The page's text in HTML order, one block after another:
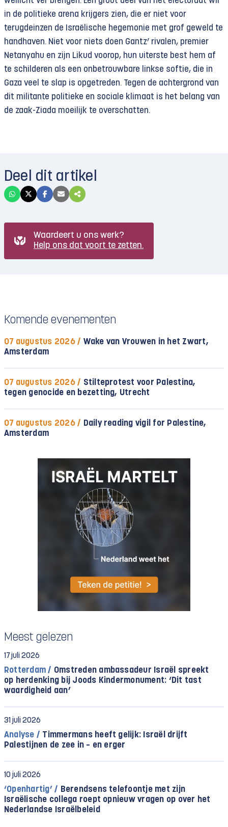
in de politieke arena krijgers zien, die er niet voor
terugdeinzen de Israëlische hegemonie met grof geweld te
handhaven. Niet voor niets doen Gantz’ rivalen, premier
Netanyahu en zijn Likud voorop, hun uiterste best hem af
te schilderen als een onbetrouwbare linkse softie, die in
Gaza veel te slap is opgetreden. Tegen de achtergrond van
dit militante politieke en sociale klimaat is het belang van
de zaak-Ziada moeilijk te overschatten.
Deel dit artikel
Waardeert u ons werk?
Help ons dat voort te zetten.
Komende evenementen
07 augustus 2026 / Wake van Vrouwen in het Zwart,
Amsterdam
07 augustus 2026 / Stilteprotest voor Palestina,
tegen genocide en bezetting, Utrecht
07 augustus 2026 / Daily reading vigil for Palestine,
Amsterdam
Meest gelezen
17 juli 2026
Rotterdam / Omstreden ambassadeur Israël spreekt
op herdenking bij Joods Kindermonument: ‘Dit tast
waardigheid aan’
31 juli 2026
Analyse / Timmermans heeft gelijk: Israël drijft
Palestijnen de zee in – en erger
10 juli 2026
‘Openhartig’ / Berendsens telefoontje met zijn
Israëlische collega roept opnieuw vragen op over het
Nederlandse Israëlbeleid